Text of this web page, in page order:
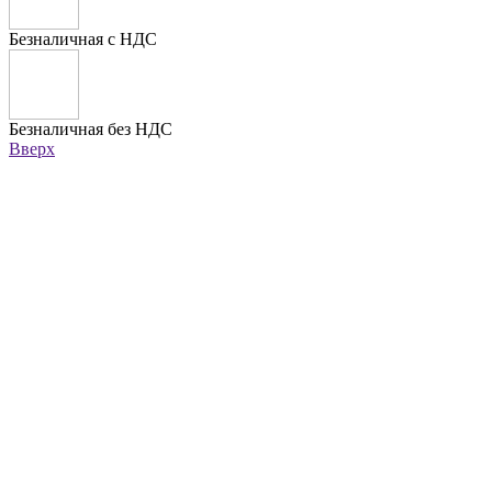
Безналичная с НДС
Безналичная без НДС
Вверх